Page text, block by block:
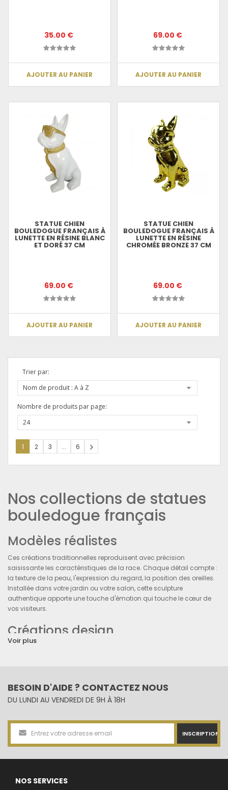
35.00 €
AJOUTER AU PANIER
69.00 €
AJOUTER AU PANIER
STATUE CHIEN
BOULEDOGUE FRANÇAIS À
LUNETTE EN RÉSINE BLANC
ET DORÉ 37 CM
69.00 €
AJOUTER AU PANIER
STATUE CHIEN
BOULEDOGUE FRANÇAIS À
LUNETTE EN RÉSINE
CHROMÉE BRONZE 37 CM
69.00 €
AJOUTER AU PANIER
Trier par:
Nom de produit : A à Z
Nombre de produits par page:
24
1 2 3 ... 6
Nos collections de statues
bouledogue français
Modèles réalistes
Ces créations traditionnelles reproduisent avec précision
saisissante les caractéristiques de la race. Chaque détail compte :
la texture de la peau, l'expression du regard, la position des oreilles.
Installée dans votre jardin ou votre salon, cette sculpture
authentique apporte une touche d'émotion qui touche le cœur de
vos visiteurs.
Créations design
contemporaines
ou un appartement minimaliste, votre statuette moderne devient le
point focal de l'espace.
Versions street-art multicolores
urbains et du pop art, ces pièces transforment votre terrasse en
votre personnalité créative.
Voir plus
BESOIN D'AIDE ? CONTACTEZ NOUS
DU LUNDI AU VENDREDI DE 9H À 18H
INSCRIPTION
NOS SERVICES